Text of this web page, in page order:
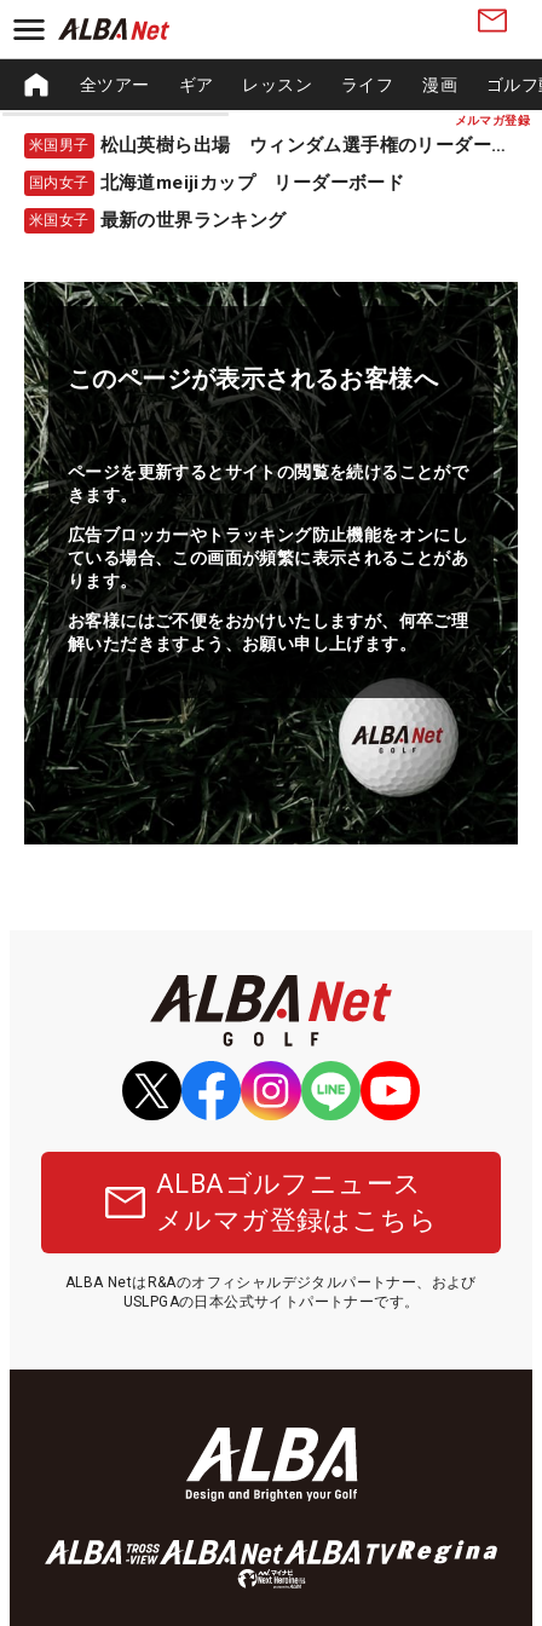
メルマガ登録
全ツアー ギア レッスン ライフ 漫画 ゴル
米国男子 松山英樹ら出場 ウィンダム選手権のリーダーボード
国内女子 北海道meijiカップ リーダーボード
米国女子 最新の世界ランキング
このページが表示されるお客様へ
ページを更新するとサイトの閲覧を続けることがで
きます。
広告ブロッカーやトラッキング防止機能をオンにし
ている場合、この画面が頻繁に表示されることがあ
ります。
お客様にはご不便をおかけいたしますが、何卒ご理
解いただきますよう、お願い申し上げます。
ALBAゴルフニュース
メルマガ登録はこちら
ALBA NetはR&Aのオフィシャルデジタルパートナー、および
USLPGAの日本公式サイトパートナーです。